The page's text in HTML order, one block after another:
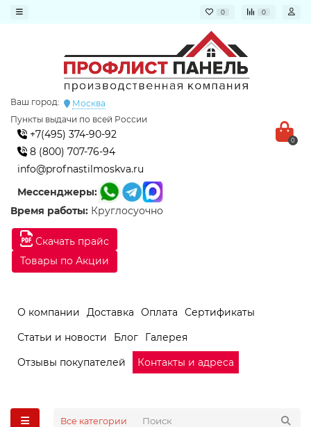
0 0
Скачать прайс
Товары по Акции
Ваш город:
Москва
Пункты выдачи по всей России
+7(495) 374-90-92
8 (800) 707-76-94
info@profnastilmoskva.ru
Мессенджеры:
Время работы: Круглосуочно
0
О компании Доставка Оплата
Сертификаты
Статьи и новости
Блог
Галерея
Отзывы покупателей
Контакты и адреса
Все категории